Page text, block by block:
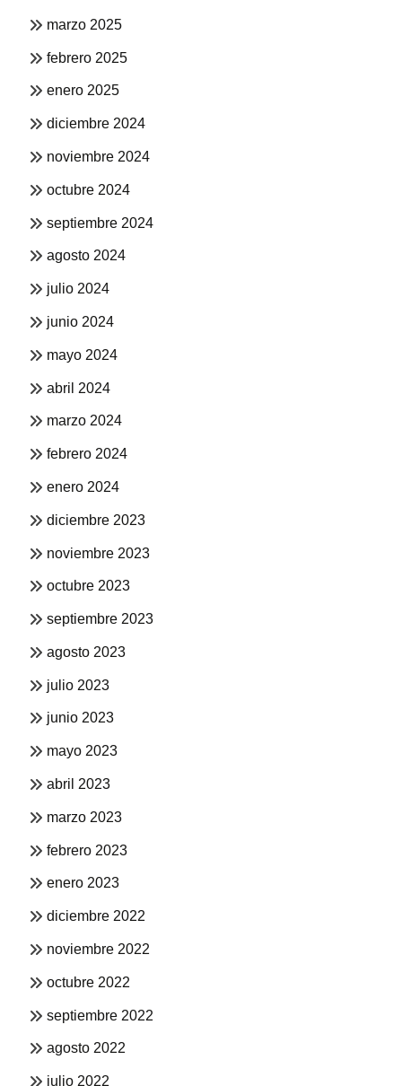
marzo 2025
febrero 2025
enero 2025
diciembre 2024
noviembre 2024
octubre 2024
septiembre 2024
agosto 2024
julio 2024
junio 2024
mayo 2024
abril 2024
marzo 2024
febrero 2024
enero 2024
diciembre 2023
noviembre 2023
octubre 2023
septiembre 2023
agosto 2023
julio 2023
junio 2023
mayo 2023
abril 2023
marzo 2023
febrero 2023
enero 2023
diciembre 2022
noviembre 2022
octubre 2022
septiembre 2022
agosto 2022
julio 2022